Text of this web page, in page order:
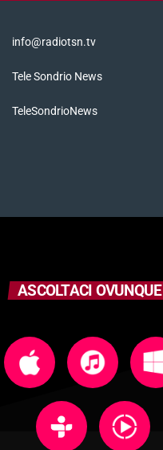
info@radiotsn.tv
Tele Sondrio News
TeleSondrioNews
ASCOLTACI OVUNQUE